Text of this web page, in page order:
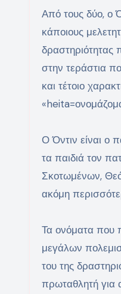
Από τους δύο, ο
κάποιους
δραστηριότητας
στην τεράστια
και τέτοιο
Ο Όντιν είναι ο
τα παιδιά τον
Σκοτωμένων,
ακόμη
Τα ονόματα που
μεγάλων
του της
πρωταθλητή για